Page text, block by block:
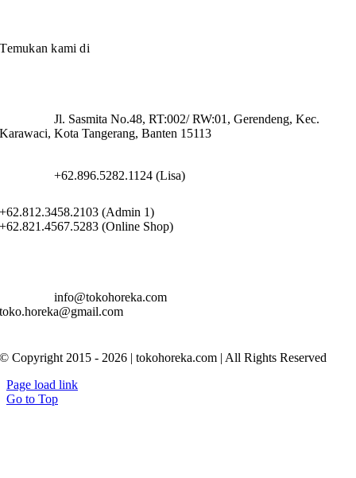
Temukan kami di
Jl. Sasmita No.48, RT:002/ RW:01, Gerendeng, Kec.
Karawaci, Kota Tangerang, Banten 15113
+62.896.5282.1124 (Lisa)
+62.812.3458.2103 (Admin 1)
+62.821.4567.5283 (Online Shop)
info@tokohoreka.com
toko.horeka@gmail.com
© Copyright 2015 - 2026 | tokohoreka.com | All Rights Reserved
Page load link
Go to Top